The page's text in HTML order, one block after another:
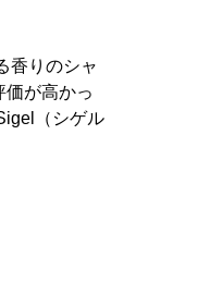
香りのシャ
価が高かっ
（シゲル